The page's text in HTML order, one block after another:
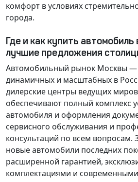
комфорт в условиях
города.
Где и как купить
лучшие предложения
Автомобильный рынок Москвы —
динамичных и масштабных в
дилерские центры ведущих
обеспечивают полный комплекс
автомобиля и оформления
сервисного обслуживания и
консультаций по всем вопросам.
новые автомобили последних
расширенной гарантией,
комплектациями и